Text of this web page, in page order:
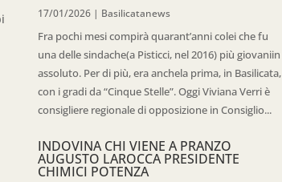
17/01/2026| Basilicatanews
Fra pochi mesi compirà quarant’anni colei che fu
una delle sindache(a Pisticci, nel 2016) più giovaniin
assoluto. Per di più, era anchela prima, in Basilicata,
con i gradi da “Cinque Stelle”. Oggi Viviana Verri è
consigliere regionale di opposizione in Consiglio...
INDOVINA CHI VIENE A PRANZO
AUGUSTO LAROCCA PRESIDENTE
CHIMICI POTENZA